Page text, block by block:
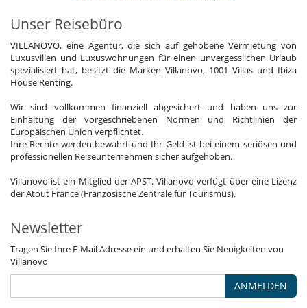
Unser Reisebüro
VILLANOVO, eine Agentur, die sich auf gehobene Vermietung von
Luxusvillen und Luxuswohnungen für einen unvergesslichen Urlaub
spezialisiert hat, besitzt die Marken Villanovo, 1001 Villas und Ibiza
House Renting.
Wir sind vollkommen finanziell abgesichert und haben uns zur
Einhaltung der vorgeschriebenen Normen und Richtlinien der
Europäischen Union verpflichtet.
Ihre Rechte werden bewahrt und Ihr Geld ist bei einem seriösen und
professionellen Reiseunternehmen sicher aufgehoben.
Villanovo ist ein Mitglied der APST. Villanovo verfügt über eine Lizenz
der Atout France (Französische Zentrale für Tourismus).
Newsletter
Tragen Sie Ihre E-Mail Adresse ein und erhalten Sie Neuigkeiten von
Villanovo
ANMELDEN